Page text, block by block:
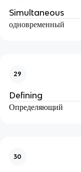
Simultaneous
одновременный
29
Defining
Определяющий
30